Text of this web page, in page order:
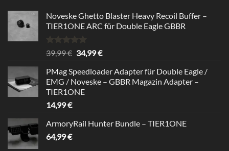
Noveske Ghetto Blaster Heavy Recoil Buffer –
TIER1ONE ARC für Double Eagle GBBR
Rated5.00
out of 5
39,99€ Original
was:
39,99 €.
34,99€Current
is:
34,99 €.
PMag Speedloader Adapter für Double Eagle /
EMG / Noveske – GBBR Magazin Adapter –
TIER1ONE
14,99€
ArmoryRail Hunter Bundle – TIER1ONE
64,99€